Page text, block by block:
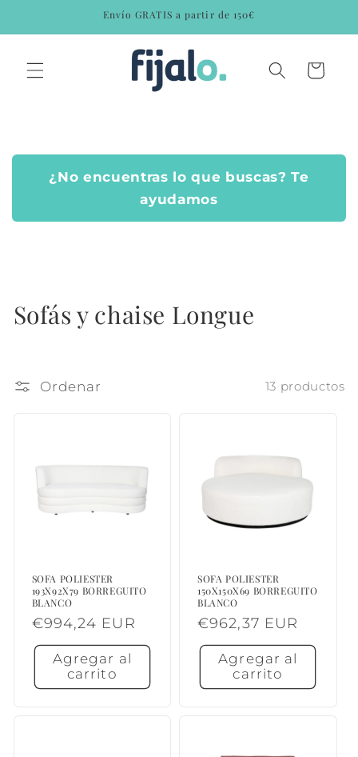
al contenido
Envío GRATIS a partir de 150€
Carrito
¿No encuentras lo que buscas? Te
ayudamos
C
l
Sofás y chaise Longue
Ordenar 13 productos
SOFA POLIESTER
193X92X79 BORREGUITO
BLANCO
Precio
habitual
€994,24 EUR
Agregar al
carrito
SOFA POLIESTER
150X150X69 BORREGUITO
BLANCO
Precio
habitual
€962,37 EUR
Agregar al
carrito